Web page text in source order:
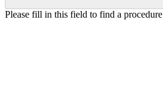
Please fill in this field to find a procedure